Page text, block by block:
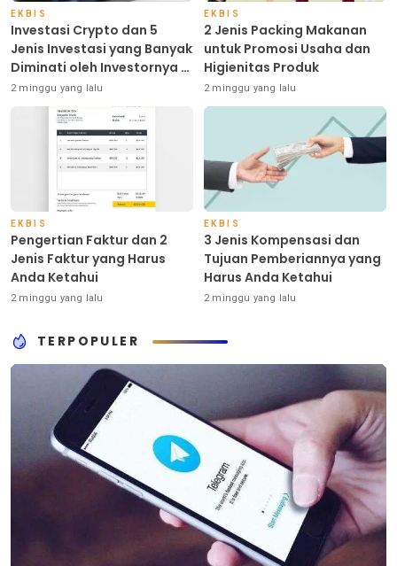
EKBIS
Investasi Crypto dan 5
Jenis Investasi yang Banyak
Diminati oleh Investornya di
Indonesia
2 minggu yang lalu
EKBIS
2 Jenis Packing Makanan
untuk Promosi Usaha dan
Higienitas Produk
2 minggu yang lalu
EKBIS
Pengertian Faktur dan 2
Jenis Faktur yang Harus
Anda Ketahui
2 minggu yang lalu
EKBIS
3 Jenis Kompensasi dan
Tujuan Pemberiannya yang
Harus Anda Ketahui
2 minggu yang lalu
TERPOPULER